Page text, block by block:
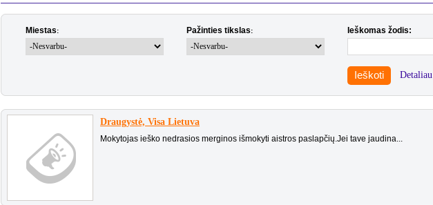
Miestas: Pažinties tikslas: Ieškomas žodis:
Ieškoti Detaliau
Draugystė, Visa Lietuva
Mokytojas ieško nedrasios merginos išmokyti aistros paslapčių.Jei tave jaudina...